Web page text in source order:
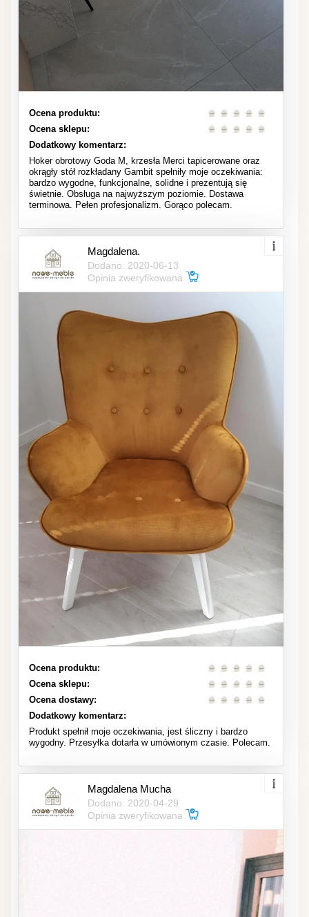
Ocena produktu:
Ocena sklepu:
Dodatkowy komentarz:
Hoker obrotowy Goda M, krzesła Merci tapicerowane oraz
okrągły stół rozkładany Gambit spełniły moje oczekiwania:
bardzo wygodne, funkcjonalne, solidne i prezentują się
świetnie. Obsługa na najwyższym poziomie. Dostawa
terminowa. Pełen profesjonalizm. Gorąco polecam.
Magdalena.
Dodano: 2020-06-13
Opinia zweryfikowana
Ocena produktu:
Ocena sklepu:
Ocena dostawy:
Dodatkowy komentarz:
Produkt spełnił moje oczekiwania, jest śliczny i bardzo
wygodny. Przesyłka dotarła w umówionym czasie. Polecam.
Magdalena Mucha
Dodano: 2020-04-29
Opinia zweryfikowana